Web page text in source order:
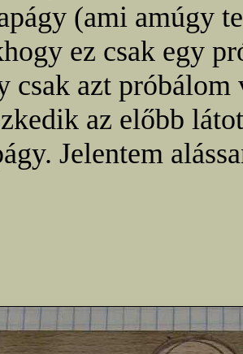
(ami amúgy
ez csak egy
csak azt
az előbb
Jelentem